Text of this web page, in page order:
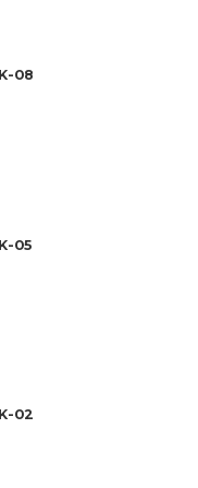
08
05
02